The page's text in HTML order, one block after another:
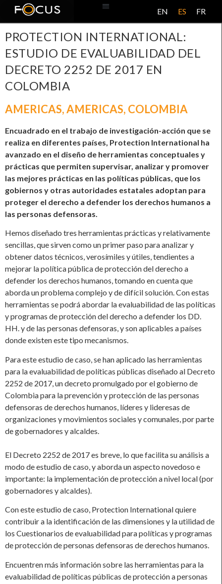
EN ES FR
PROTECTION INTERNATIONAL:
ESTUDIO DE EVALUABILIDAD DEL
DECRETO 2252 DE 2017 EN
COLOMBIA
AMERICAS,AMERICAS, COLOMBIA
Encuadrado en el trabajo de investigación-acción que se
realiza en diferentes países, Protection International ha
avanzado en el diseño de herramientas conceptuales y
prácticas que permiten supervisar, analizar y promover
las mejores prácticas en las políticas públicas, que los
gobiernos y otras autoridades estatales adoptan para
proteger el derecho a defender los derechos humanos a
las personas defensoras.
Hemos diseñado tres herramientas prácticas y relativamente
sencillas, que sirven como un primer paso para analizar y
obtener datos técnicos, verosímiles y útiles, tendientes a
mejorar la política pública de protección del derecho a
defender los derechos humanos, tomando en cuenta que
aborda un problema complejo y de difícil solución. Con estas
herramientas se podrá abordar la evaluabilidad de las políticas
y programas de protección del derecho a defender los DD.
HH. y de las personas defensoras, y son aplicables a países
donde existen este tipo mecanismos.
Para este estudio de caso, se han aplicado las herramientas
para la evaluabilidad de políticas públicas diseñado al Decreto
2252 de 2017, un decreto promulgado por el gobierno de
Colombia para la prevención y protección de las personas
defensoras de derechos humanos, líderes y lideresas de
organizaciones y movimientos sociales y comunales, por parte
de gobernadores y alcaldes.
El Decreto 2252 de 2017 es breve, lo que facilita su análisis a
modo de estudio de caso, y aborda un aspecto novedoso e
importante: la implementación de protección a nivel local (por
gobernadores y alcaldes).
Con este estudio de caso, Protection International quiere
contribuir a la identificación de las dimensiones y la utilidad de
los Cuestionarios de evaluabilidad para políticas y programas
de protección de personas defensoras de derechos humanos.
Encuentren más información sobre las herramientas para la
evaluabilidad de políticas públicas de protección a personas